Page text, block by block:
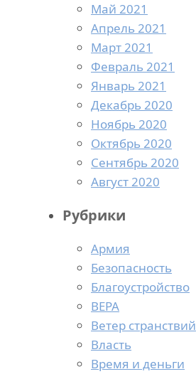
Май 2021
Апрель 2021
Март 2021
Февраль 2021
Январь 2021
Декабрь 2020
Ноябрь 2020
Октябрь 2020
Сентябрь 2020
Август 2020
Рубрики
Армия
Безопасность
Благоустройство
ВЕРА
Ветер странствий
Власть
Время и деньги